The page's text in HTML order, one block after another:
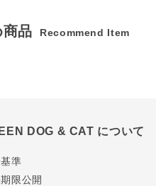
品 Recommend Item
DOG & CAT について
準
限公開